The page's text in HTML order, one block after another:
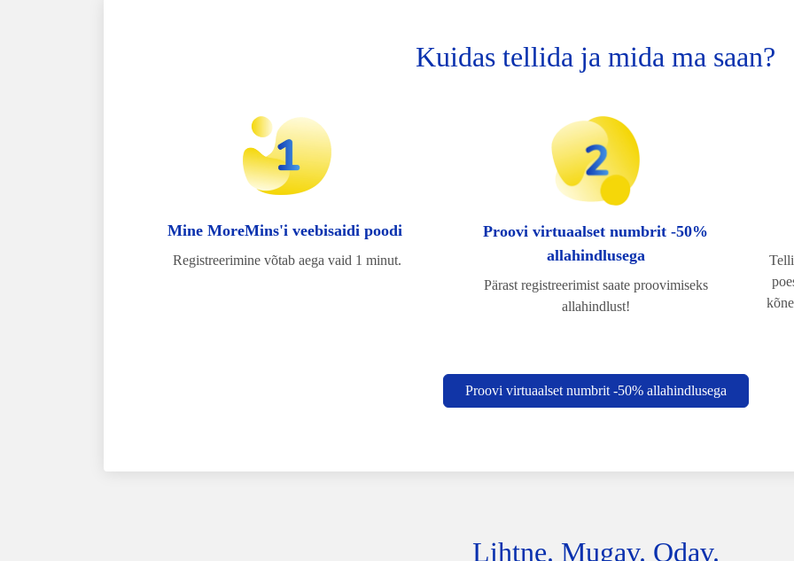
Kuidas tellida ja mida ma saan?
Mine MoreMins'i veebisaidi poodi
Registreerimine võtab aega vaid 1 minut.
Proovi virtuaalset numbrit -50%
allahindlusega
Pärast registreerimist saate proovimiseks
allahindlust!
Proovi virtuaalset numbrit -50% allahindlusega
Lihtne. Mugav. Odav.